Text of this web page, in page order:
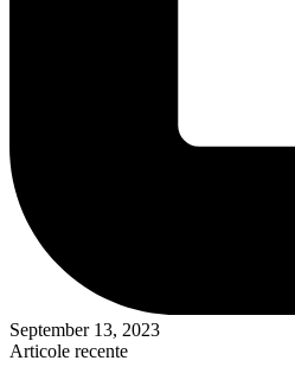
September 13, 2023
Articole recente